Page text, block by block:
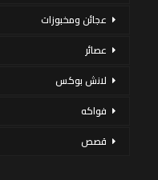
عجائن ومخبوزات
عصائر
لانش بوكس
فواكه
قصص